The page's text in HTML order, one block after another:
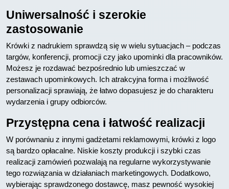
Uniwersalność i szerokie
zastosowanie
Krówki z nadrukiem sprawdzą się w wielu sytuacjach – podczas
targów, konferencji, promocji czy jako upominki dla pracowników.
Możesz je rozdawać bezpośrednio lub umieszczać w
zestawach upominkowych. Ich atrakcyjna forma i możliwość
personalizacji sprawiają, że łatwo dopasujesz je do charakteru
wydarzenia i grupy odbiorców.
Przystępna cena i łatwość realizacji
W porównaniu z innymi gadżetami reklamowymi, krówki z logo
są bardzo opłacalne. Niskie koszty produkcji i szybki czas
realizacji zamówień pozwalają na regularne wykorzystywanie
tego rozwiązania w działaniach marketingowych. Dodatkowo,
wybierając sprawdzonego dostawcę, masz pewność wysokiej